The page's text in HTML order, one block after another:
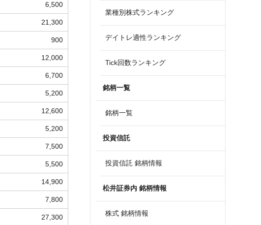
6,500
21,300
900
12,000
6,700
5,200
12,600
5,200
7,500
5,500
14,900
7,800
27,300
業種別株式ランキング
デイトレ適性ランキング
Tick回数ランキング
銘柄一覧
銘柄一覧
投資信託
投資信託 銘柄情報
松井証券内 銘柄情報
株式 銘柄情報